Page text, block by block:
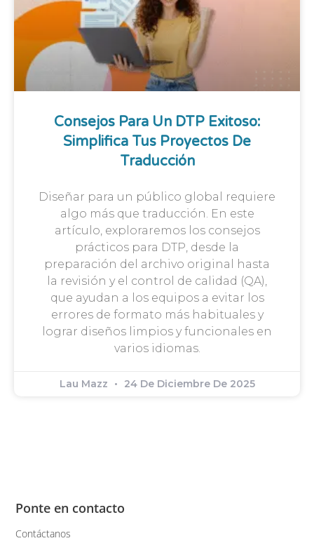
Consejos Para Un DTP Exitoso:
Simplifica Tus Proyectos De
Traducción
Diseñar para un público global requiere
algo más que traducción. En este
artículo, exploraremos los consejos
prácticos para DTP, desde la
preparación del archivo original hasta
la revisión y el control de calidad (QA),
que ayudan a los equipos a evitar los
errores de formato más habituales y
lograr diseños limpios y funcionales en
varios idiomas.
Lau Mazz 24 De Diciembre De 2025
Ponte en contacto
Contáctanos